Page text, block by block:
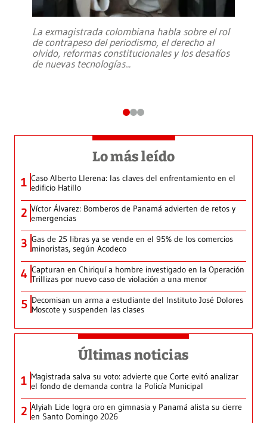
La exmagistrada colombiana habla sobre el rol
de contrapeso del periodismo, el derecho al
olvido, reformas constitucionales y los desafíos
de nuevas tecnologías...
Lo más leído
1 Caso Alberto Llerena: las claves del enfrentamiento en el
edificio Hatillo
2 Víctor Álvarez: Bomberos de Panamá advierten de retos y
emergencias
3 Gas de 25 libras ya se vende en el 95% de los comercios
minoristas, según Acodeco
4 Capturan en Chiriquí a hombre investigado en la Operación
Trillizas por nuevo caso de violación a una menor
5 Decomisan un arma a estudiante del Instituto José Dolores
Moscote y suspenden las clases
Últimas noticias
1 Magistrada salva su voto: advierte que Corte evitó analizar
el fondo de demanda contra la Policía Municipal
2 Alyiah Lide logra oro en gimnasia y Panamá alista su cierre
en Santo Domingo 2026